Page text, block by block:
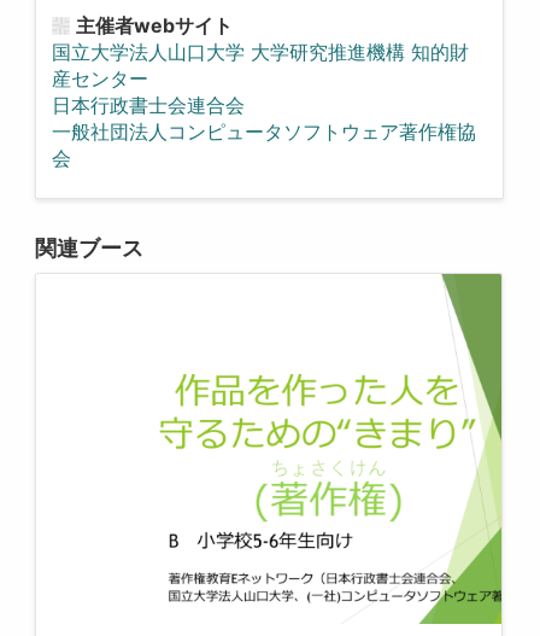
主催者webサイト
国立大学法人山口大学 大学研究推進機構 知的財
産センター
日本行政書士会連合会
一般社団法人コンピュータソフトウェア著作権協
会
関連ブース